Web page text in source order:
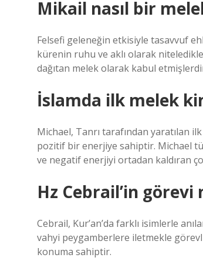
Mikail nasıl bir
Felsefi geleneğin etkisiyle tasavvuf
kürenin ruhu ve aklı olarak
dağıtan melek olarak kabul
İslamda ilk melek
Michael, Tanrı tarafından yaratılan
pozitif bir enerjiye sahiptir. Michael
ve negatif enerjiyi ortadan kaldıran
Hz Cebrail’in görevi
Cebrail, Kur’an’da farklı isimlerle
vahyi peygamberlere iletmekle
konuma sahiptir.